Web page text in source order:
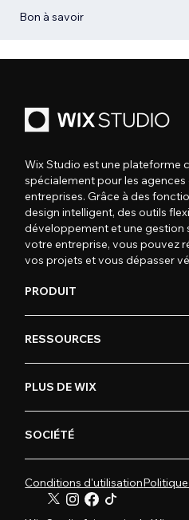
Bon à savoir
Wix Studio est une plateforme
spécialement pour les agences
entreprises. Grâce à des
design intelligent, des outils
développement et une gestion
votre entreprise, vous pouvez
vos projets et vous dépasser
PRODUIT
RESSOURCES
PLUS DE WIX
SOCIÉTÉ
Conditions d'utilisation